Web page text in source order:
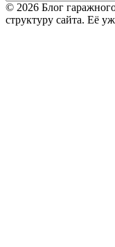
© 2026 Блог
структуру сайта. Её